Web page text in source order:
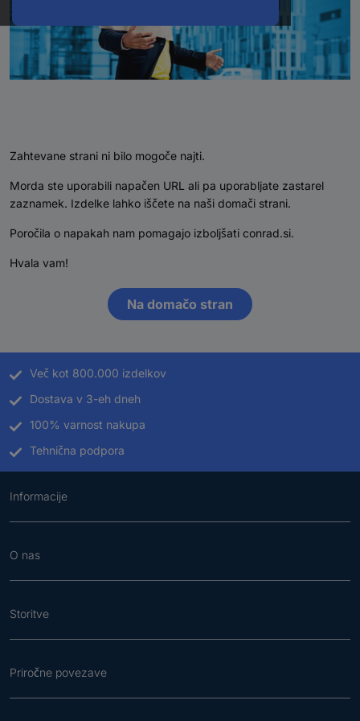
Zahtevane strani ni bilo mogoče najti.
Morda ste uporabili napačen URL ali pa uporabljate zastarel
zaznamek. Izdelke lahko iščete na naši domači strani.
Poročila o napakah nam pomagajo izboljšati conrad.si.
Hvala vam!
Na domačo stran
Več kot 800.000 izdelkov
Dostava v 3-eh dneh
100% varnost nakupa
Tehnična podpora
Informacije
O nas
Storitve
Priročne povezave